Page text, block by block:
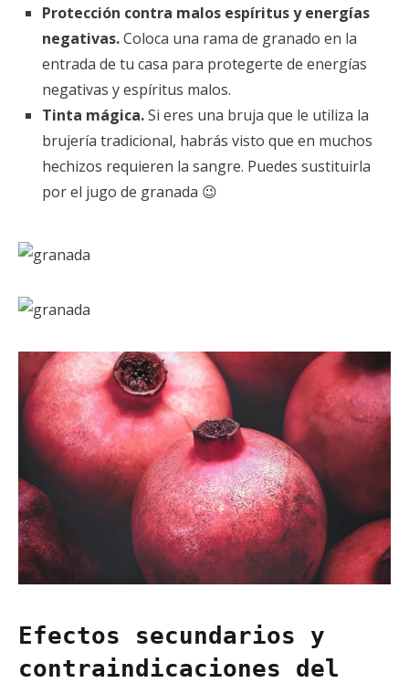
Protección contra malos espíritus y energías
negativas.Coloca una rama de granado en la
entrada de tu casa para protegerte de energías
negativas y espíritus malos.
Tinta mágica.Si eres una bruja que le utiliza la
brujería tradicional, habrás visto que en muchos
hechizos requieren la sangre. Puedes sustituirla
por el jugo de granada 😉
Efectos secundarios y
contraindicaciones del